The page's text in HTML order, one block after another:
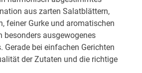
aus zarten Salatblättern,
feiner Gurke und aromatischen
besonders ausgewogenes
Gerade bei einfachen Gerichten
der Zutaten und die richtige